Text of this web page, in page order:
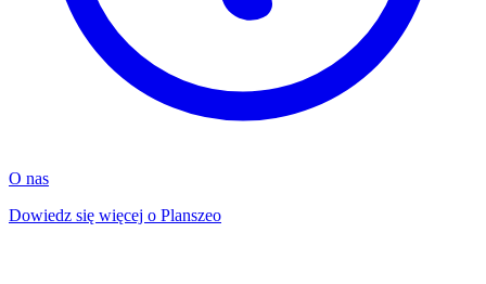
O nas
Dowiedz się więcej o Planszeo